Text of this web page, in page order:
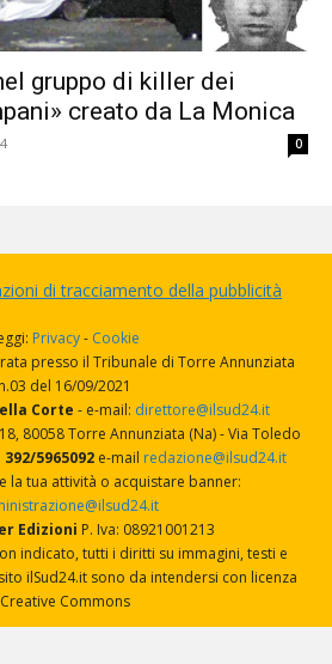
gruppo di killer dei
creato da La Monica
0
di tracciamento della pubblicità
Privacy- Cookie
presso il Tribunale di Torre Annunziata
n.03 del 16/09/2021
Corte - e-mail: direttore@ilsud24.it
80058 Torre Annunziata (Na) - Via Toledo
392/5965092 e-mail redazione@ilsud24.it
la tua attività o acquistare banner:
Edizioni P. Iva: 08921001213
indicato, tutti i diritti su immagini, testi e
ilSud24.it sono da intendersi con licenza
Creative Commons